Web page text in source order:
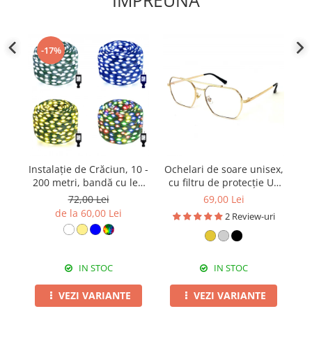
-17%
Instalație de Crăciun, 10 -
200 metri, bandă cu led
turnat, exterior, diverse
culori
72,00 Lei
de la 60,00 Lei
IN STOC
VEZI VARIANTE
Ochelari de soare unisex,
cu filtru de protecție UV
400, cu toc cadou, OSX25
69,00 Lei
2 Review-uri
IN STOC
VEZI VARIANTE